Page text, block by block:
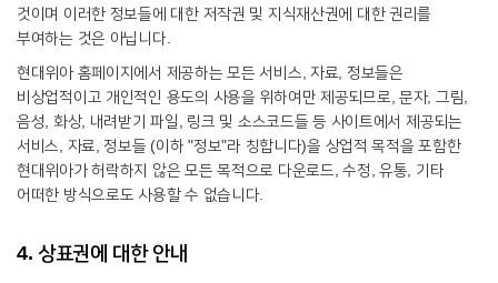
것이며 이러한 정보들에 대한 저작권 및 지식재산권에 대한 권리를
부여하는 것은 아닙니다.
현대위아 홈페이지에서 제공하는 모든 서비스, 자료, 정보들은
비상업적이고 개인적인 용도의 사용을 위하여만 제공되므로, 문자, 그림,
음성, 화상, 내려받기 파일, 링크 및 소스코드들 등 사이트에서 제공되는
서비스, 자료, 정보들 (이하 "정보"라 칭합니다)을 상업적 목적을 포함한
현대위아가 허락하지 않은 모든 목적으로 다운로드, 수정, 유통, 기타
어떠한 방식으로도 사용할 수 없습니다.
4. 상표권에 대한 안내